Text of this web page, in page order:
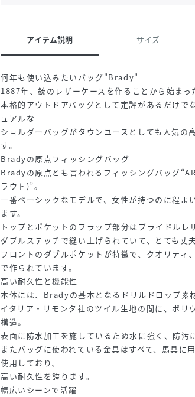
アイテム説明 サイズ
何年も使い込みたいバッグ"Brady"
1887年、銃のレザーケースを作ることから始まっ
本格的アウトドアバッグとして定評があるだけで
ュアルな
ショルダーバッグがタウンユースとしても人気の
す。
Bradyの原点フィッシングバッグ
Bradyの原点とも言われるフィッシングバッグ
ラウト)”。
一番ベーシックなモデルで、女性が持つのに程よ
ます。
トップとポケットのフラップ部分はブライドルレ
ダブルステッチで縫い上げられていて、とても丈
フロントのダブルポケットが特徴で、クオリティ
で作られています。
高い耐久性と機能性
本体には、Bradyの基本となるドリルドロップ素
イタリア・リモンタ社のツイル生地の間に、ポリ
構造。
表面に防水加工を施しているため水に強く、防汚
またバッグに使われている金具はすべて、馬具に
使用しており、
高い耐久性を誇ります。
幅広いシーンで活躍